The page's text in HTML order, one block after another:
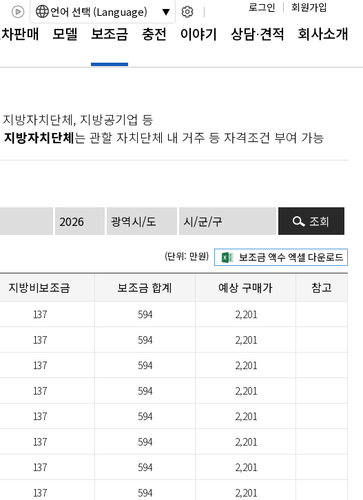
로그인 회원가입
언어 선택 (Language)
판매 모델 보조금 충전 이야기 상담⋅견적 회사소개
방자치단체, 지방공기업 등
방자치단체는 관할 자치단체 내 거주 등 자격조건 부여 가능
조회
(단위: 만원)
지방비보조금 보조금 합계 예상 구매가 참고
137 594
2,201
137 594
2,201
137 594
2,201
137 594
2,201
137 594
2,201
137 594
2,201
137 594
2,201
137 594
2,201